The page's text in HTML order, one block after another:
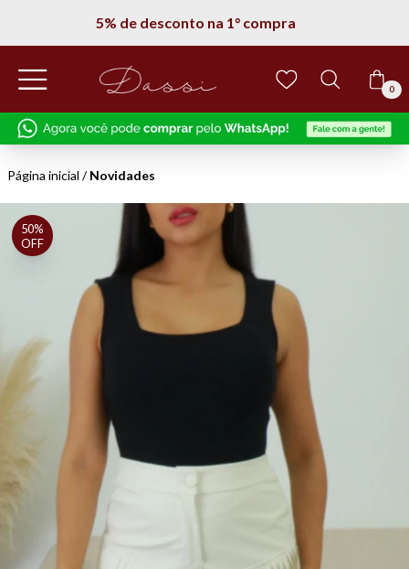
Entregamos em todo Brasil
0
Página inicial /Novidades
50%
OFF